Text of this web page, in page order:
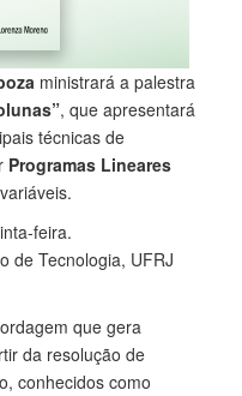
ministrará a palestra
, que apresentará
técnicas de
Programas Lineares
feira.
de Tecnologia, UFRJ
que gera
da resolução de
conhecidos como